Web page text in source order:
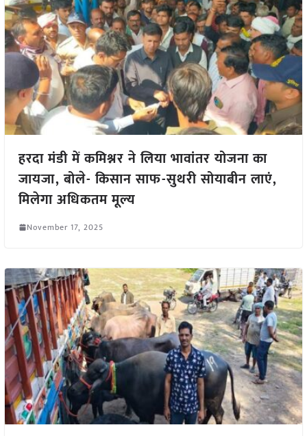
हरदा मंडी में कमिश्नर ने लिया भावांतर योजना का
जायजा, बोले- किसान साफ-सुथरी सोयाबीन लाएं,
मिलेगा अधिकतम मूल्य
November 17, 2025